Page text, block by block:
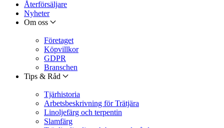
Återförsäljare
Nyheter
Om oss
Företaget
Köpvillkor
GDPR
Branschen
Tips & Råd
Tjärhistoria
Arbetsbeskrivning för Trätjära
Linoljefärg och terpentin
Slamfärg